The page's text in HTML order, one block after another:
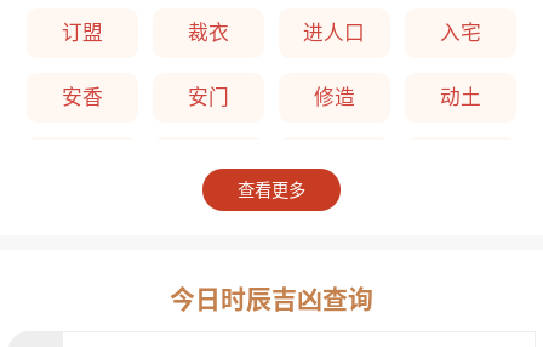
订盟 裁衣 进人口 入宅
安香 安门 修造 动土
平治道涂 造桥
查看更多
今日时辰吉凶查询